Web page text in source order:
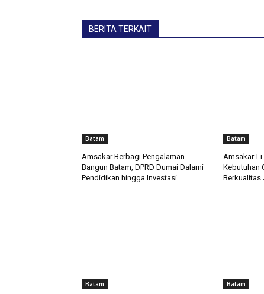
BERITA TERKAIT
Batam
Amsakar Berbagi Pengalaman
Bangun Batam, DPRD Dumai Dalami
Pendidikan hingga Investasi
Batam
Amsakar-Li
Kebutuhan
Berkualitas
Batam Batam